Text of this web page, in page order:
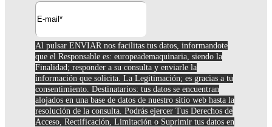
Al pulsar ENVIAR nos facilitas tus datos, informandote
que el Responsable es: europeademaquinaria, siendo la
Finalidad; responder a su consulta y enviarle la
información que solicita. La Legitimación; es gracias a tu
consentimiento. Destinatarios: tus datos se encuentran
alojados en una base de datos de nuestro sitio web hasta la
resolución de la consulta. Podrás ejercer Tus Derechos de
Acceso, Rectificación, Limitación o Suprimir tus datos en